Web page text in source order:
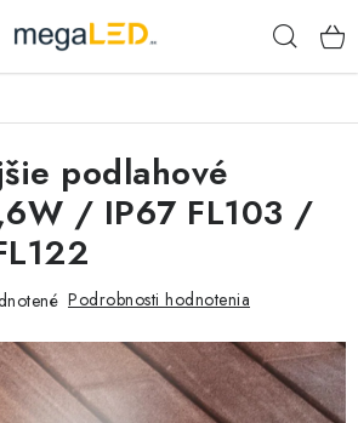
podlahové
/ IP67 FL103 /
Podrobnosti hodnotenia